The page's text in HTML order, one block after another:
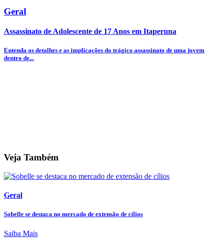
Geral
Assassinato de Adolescente de 17 Anos em Itaperuna
Entenda os detalhes e as implicações do trágico assassinato de uma jovem
dentro de...
Veja Também
Geral
Sobelle se destaca no mercado de extensão de cílios
Saiba Mais